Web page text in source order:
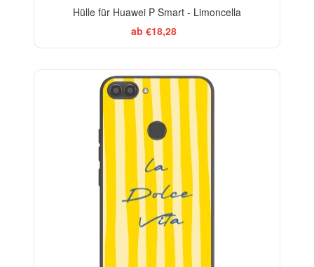
Hülle für Huawei P Smart - Limoncella
ab €18,28